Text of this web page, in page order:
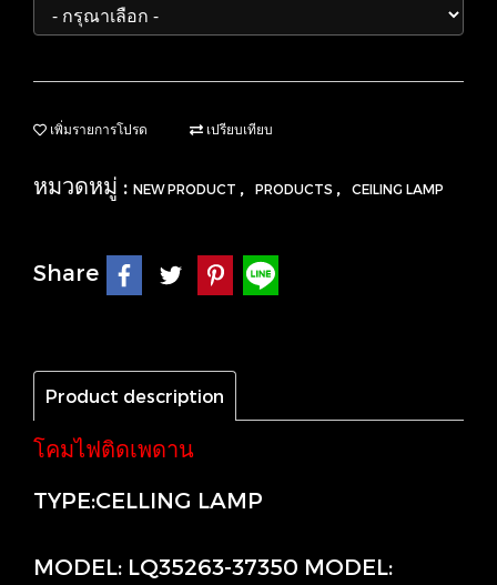
เพิ่มรายการโปรด เปรียบเทียบ
หมวดหมู่ : NEW PRODUCT , PRODUCTS , CEILING LAMP
Share
Product description
โคมไฟติดเพดาน
TYPE:CELLING LAMP
MODEL: LQ35263-37350 MODEL: